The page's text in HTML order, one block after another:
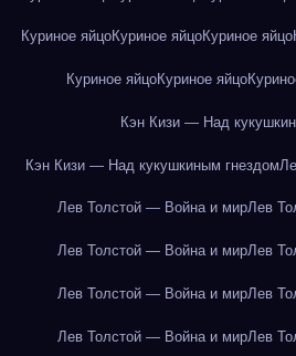
Куриное яйцоКуриное яйцоКуриное яйцо
Куриное яйцоКуриное яйцо
Кэн Кизи — Над
Кэн Кизи — Над кукушкиным гнездом
Лев Толстой — Война и мирЛев
Лев Толстой — Война и мирЛев
Лев Толстой — Война и мирЛев
Лев Толстой — Война и мирЛев